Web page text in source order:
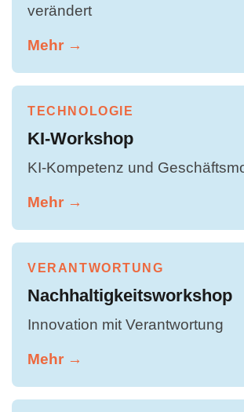
verändert
Mehr →
TECHNOLOGIE
KI-Workshop
KI-Kompetenz und
Mehr →
VERANTWORTUNG
Nachhaltigkeitsworkshop
Innovation mit Verantwortung
Mehr →